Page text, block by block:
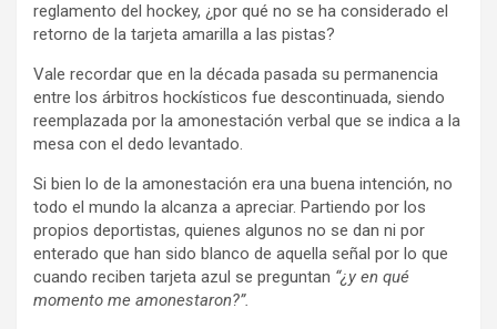
reglamento del hockey, ¿por qué no se ha considerado el
retorno de la tarjeta amarilla a las pistas?
Vale recordar que en la década pasada su permanencia
entre los árbitros hockísticos fue descontinuada, siendo
reemplazada por la amonestación verbal que se indica a la
mesa con el dedo levantado.
Si bien lo de la amonestación era una buena intención, no
todo el mundo la alcanza a apreciar. Partiendo por los
propios deportistas, quienes algunos no se dan ni por
enterado que han sido blanco de aquella señal por lo que
cuando reciben tarjeta azul se preguntan “¿y en qué
momento me amonestaron?”.